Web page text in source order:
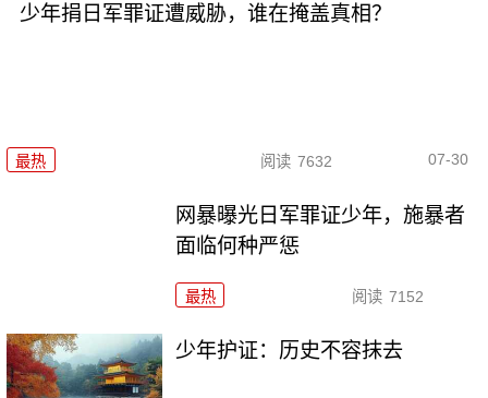
少年捐日军罪证遭威胁，谁在掩盖真相？
最热 阅读 7632 07-30
网暴曝光日军罪证少年，施暴者
面临何种严惩
最热 阅读 7152
少年护证：历史不容抹去